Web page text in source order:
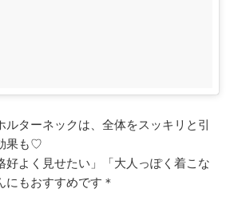
ルターネックは、全体をスッキリと引
果も♡
好よく見せたい」「大人っぽく着こな
にもおすすめです＊